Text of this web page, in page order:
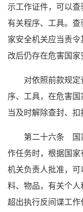
示工作证件，可以
有关程序、工具。
家安全机关应当责
改后仍存在危害国家
对依照前款规
序、工具，在危害
当及时解除查封、扣
第二十六条 国
作任务时，根据国
机关负责人批准，
料、物品，有关个
超出执行反间谍工作